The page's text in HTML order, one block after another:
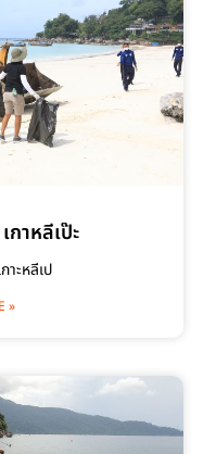
กาหลีเป๊ะ
าะหลีเป
»